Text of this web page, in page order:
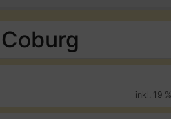
inkl. 19